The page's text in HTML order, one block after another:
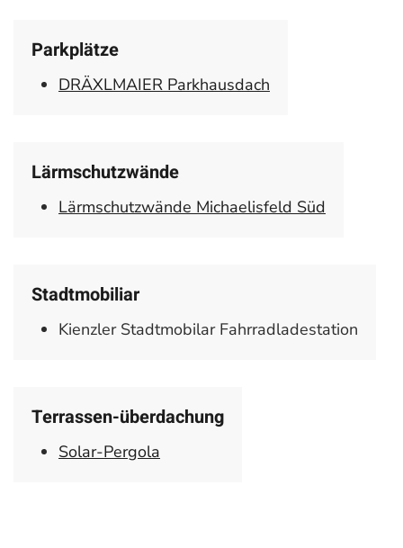
Parkplätze
DRÄXLMAIER Parkhausdach
Lärmschutzwände
Lärmschutzwände Michaelisfeld Süd
Stadtmobiliar
Kienzler Stadtmobilar Fahrradladestation
Terrassen-überdachung
Solar-Pergola